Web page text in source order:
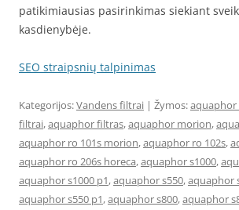
patikimiausias pasirinkimas siekiant
kasdienybėje.
SEO straipsnių talpinimas
Kategorijos:Vandens filtrai | Žymos:aquaphor
filtrai,aquaphor filtras,aquaphor morion,
aquaphor ro 101s morion,aquaphor ro 102s,
aquaphor ro 206s horeca,aquaphor s1000,
aquaphor s1000 p1,aquaphor s550,aquaphor
aquaphor s550 p1,aquaphor s800,aquaphor